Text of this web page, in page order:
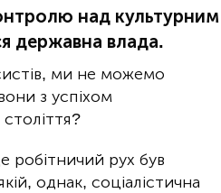
над культурним
державна влада.
ми не можемо
з успіхом
робітничий рух був
однак, соціалістична